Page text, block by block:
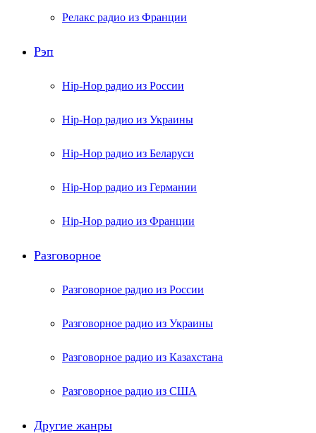
Релакс радио из Франции
Рэп
Hip-Hop радио из России
Hip-Hop радио из Украины
Hip-Hop радио из Беларуси
Hip-Hop радио из Германии
Hip-Hop радио из Франции
Разговорное
Разговорное радио из России
Разговорное радио из Украины
Разговорное радио из Казахстана
Разговорное радио из США
Другие жанры